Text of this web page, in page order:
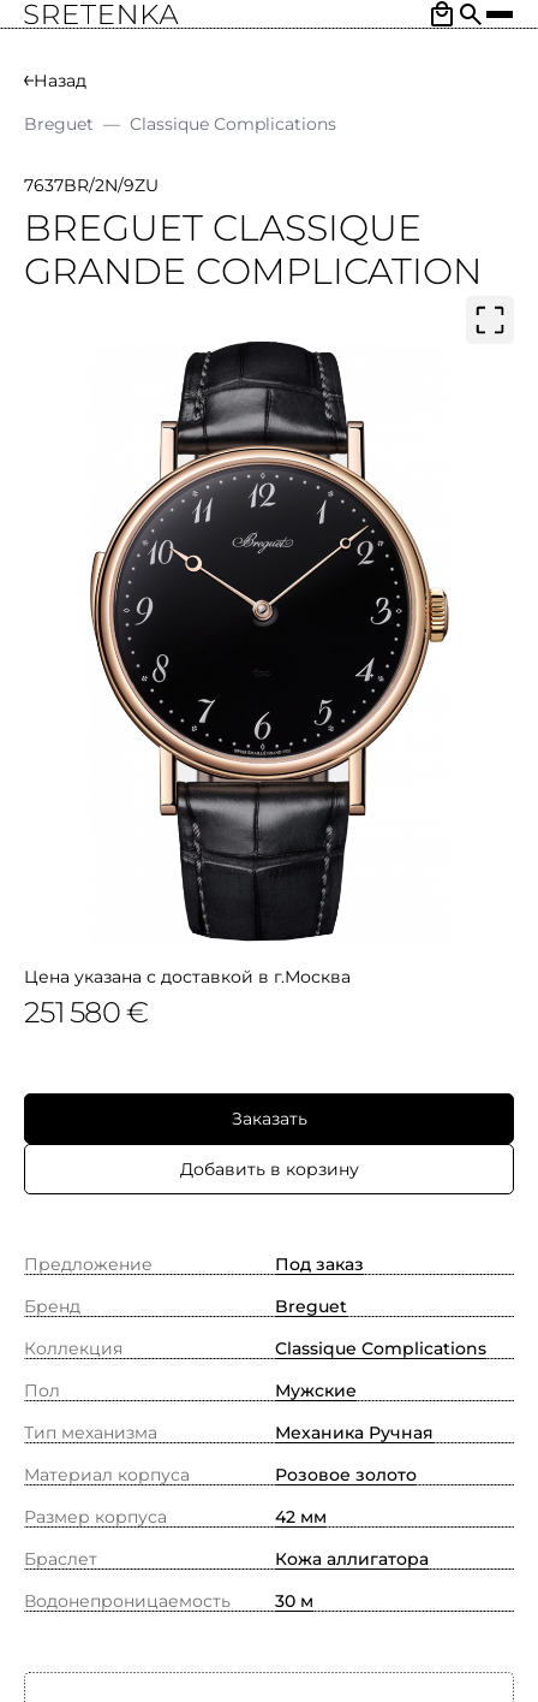
Назад
Breguet — Classique Complications
7637BR/2N/9ZU
BREGUET CLASSIQUE
GRANDE COMPLICATION
Цена указана с доставкой в г.Москва
251 580 €
Заказать
Добавить в корзину
Предложение
Под заказ
Бренд
Breguet
Коллекция
Classique Complications
Пол
Мужские
Тип механизма
Механика Ручная
Материал корпуса
Розовое золото
Размер корпуса
42 мм
Браслет
Кожа аллигатора
Водонепроницаемость
30 м